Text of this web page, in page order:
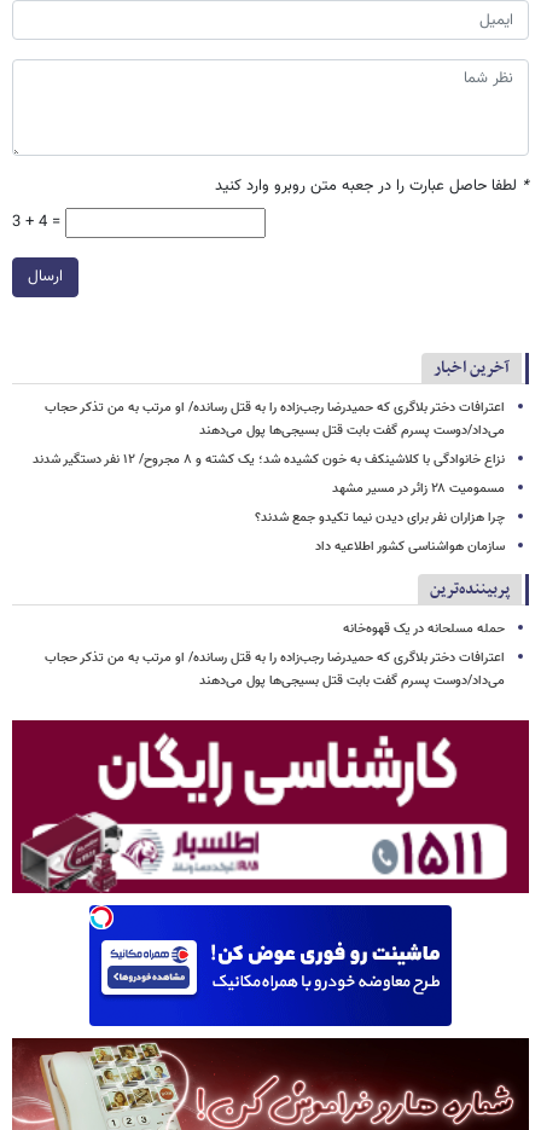
* لطفا حاصل عبارت را در جعبه متن روبرو وارد کنید
3 + 4 =
ارسال
آخرین اخبار
اعترافات دختر بلاگری که حمیدرضا رجب‌زاده را به قتل رسانده/ او مرتب به من تذکر حجاب
می‌داد/دوست پسرم گفت بابت قتل بسیجی‌ها پول می‌دهند
نزاع خانوادگی با کلاشینکف به خون کشیده شد؛ یک کشته و ۸ مجروح/ ۱۲ نفر دستگیر شدند
مسمومیت ۲۸ زائر در مسیر مشهد
چرا هزاران نفر برای دیدن نیما تکیدو جمع شدند؟
سازمان هواشناسی کشور اطلاعیه داد
پربیننده‌ترین
حمله مسلحانه در یک قهوه‌خانه
اعترافات دختر بلاگری که حمیدرضا رجب‌زاده را به قتل رسانده/ او مرتب به من تذکر حجاب
می‌داد/دوست پسرم گفت بابت قتل بسیجی‌ها پول می‌دهند